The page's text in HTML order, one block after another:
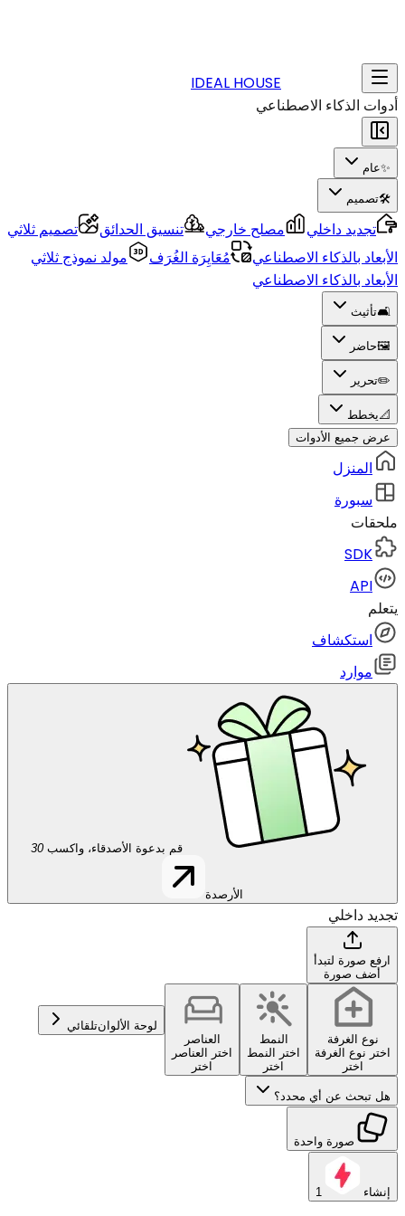
IDEAL HOUSE
أدوات الذكاء الاصطناعي
✨عام
🛠️تصميم
تجديد داخلي مصلح خارجي تنسيق الحدائق
تصميم ثلاثي
الأبعاد بالذكاء الاصطناعي
مُعَايِرَة الغُرَف
مولد نموذج ثلاثي
الأبعاد بالذكاء الاصطناعي
🛋️تأثيث
🖼️حاضر
✏️تحرير
📐يخطط
عرض جميع الأدوات
المنزل
سبورة
ملحقات
SDK
API
يتعلم
استكشاف
موارد
قم بدعوة الأصدقاء، واكسب 30
الأرصدة
تجديد داخلي
ارفع صورة لتبدأ
أضف صورة
نوع الغرفة
اختر نوع الغرفة
اختر
النمط
اختر النمط
اختر
العناصر
اختر العناصر
اختر
لوحة الألوانتلقائي
هل تبحث عن أي محدد؟
صورة واحدة
إنشاء 1